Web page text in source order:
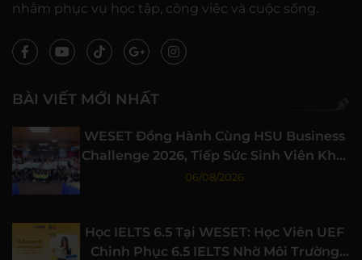
nhằm phục vụ học tập, công việc và cuộc sống.
BÀI VIẾT MỚI NHẤT
WESET Đồng Hành Cùng HSU Business
Challenge 2026, Tiếp Sức Sinh Viên Khởi
Nghiệp
06/08/2026
Học IELTS 6.5 Tại WESET: Học Viên UEF
Chinh Phục 6.5 IELTS Nhờ Môi Trường